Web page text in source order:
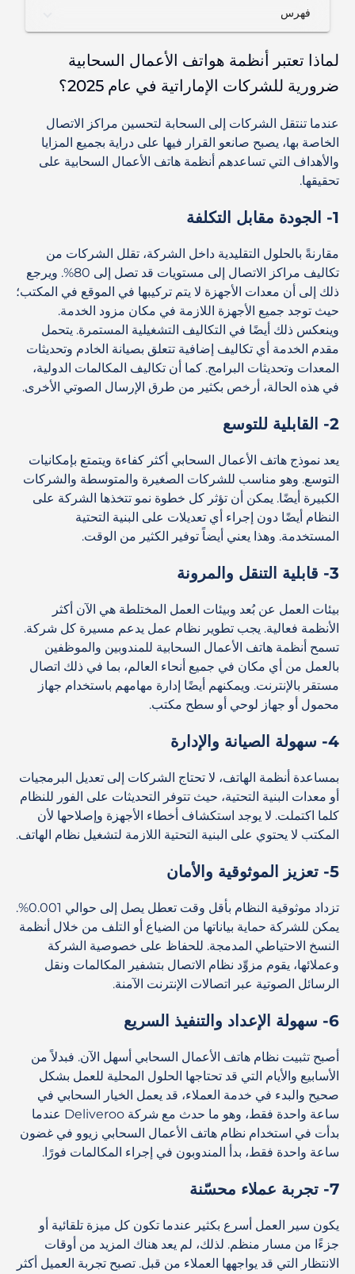
فهرس
لماذا تعتبر أنظمة هواتف الأعمال السحابية
ضرورية للشركات الإماراتية في عام 2025؟
عندما تنتقل الشركات إلى السحابة لتحسين مراكز الاتصال
الخاصة بها، يصبح صانعو القرار فيها على دراية بجميع المزايا
والأهداف التي تساعدهم أنظمة هاتف الأعمال السحابية على
تحقيقها.
1- الجودة مقابل التكلفة
مقارنةً بالحلول التقليدية داخل الشركة، تقلل الشركات من
تكاليف مراكز الاتصال إلى مستويات قد تصل إلى 80%. ويرجع
ذلك إلى أن معدات الأجهزة لا يتم تركيبها في الموقع في المكتب؛
حيث توجد جميع الأجهزة اللازمة في مكان مزود الخدمة.
وينعكس ذلك أيضًا في التكاليف التشغيلية المستمرة. يتحمل
مقدم الخدمة أي تكاليف إضافية تتعلق بصيانة الخادم وتحديثات
المعدات وتحديثات البرامج. كما أن تكاليف المكالمات الدولية،
في هذه الحالة، أرخص بكثير من طرق الإرسال الصوتي الأخرى.
2- القابلية للتوسع
يعد نموذج هاتف الأعمال السحابي أكثر كفاءة ويتمتع بإمكانيات
التوسع. وهو مناسب للشركات الصغيرة والمتوسطة والشركات
الكبيرة أيضًا. يمكن أن تؤثر كل خطوة نمو تتخذها الشركة على
النظام أيضًا دون إجراء أي تعديلات على البنية التحتية
المستخدمة. وهذا يعني أيضاً توفير الكثير من الوقت.
3- قابلية التنقل والمرونة
بيئات العمل عن بُعد وبيئات العمل المختلطة هي الآن أكثر
الأنظمة فعالية. يجب تطوير نظام عمل يدعم مسيرة كل شركة.
تسمح أنظمة هاتف الأعمال السحابية للمندوبين والموظفين
بالعمل من أي مكان في جميع أنحاء العالم، بما في ذلك اتصال
مستقر بالإنترنت. ويمكنهم أيضًا إدارة مهامهم باستخدام جهاز
محمول أو جهاز لوحي أو سطح مكتب.
4- سهولة الصيانة والإدارة
بمساعدة أنظمة الهاتف، لا تحتاج الشركات إلى تعديل البرمجيات
أو معدات البنية التحتية، حيث تتوفر التحديثات على الفور للنظام
كلما اكتملت. لا يوجد استكشاف أخطاء الأجهزة وإصلاحها لأن
المكتب لا يحتوي على البنية التحتية اللازمة لتشغيل نظام الهاتف.
5- تعزيز الموثوقية والأمان
تزداد موثوقية النظام بأقل وقت تعطل يصل إلى حوالي 0.001%.
يمكن للشركة حماية بياناتها من الضياع أو التلف من خلال أنظمة
النسخ الاحتياطي المدمجة. للحفاظ على خصوصية الشركة
وعملائها، يقوم مزوِّد نظام الاتصال بتشفير المكالمات ونقل
الرسائل الصوتية عبر اتصالات الإنترنت الآمنة.
6- سهولة الإعداد والتنفيذ السريع
أصبح تثبيت نظام هاتف الأعمال السحابي أسهل الآن. فبدلاً من
الأسابيع والأيام التي قد تحتاجها الحلول المحلية للعمل بشكل
صحيح والبدء في خدمة العملاء، قد يعمل الخيار السحابي في
ساعة واحدة فقط، وهو ما حدث مع شركة Deliveroo عندما
بدأت في استخدام نظام هاتف الأعمال السحابي زيوو في غضون
ساعة واحدة فقط، بدأ المندوبون في إجراء المكالمات فورًا.
7- تجربة عملاء محسّنة
يكون سير العمل أسرع بكثير عندما تكون كل ميزة تلقائية أو
جزءًا من مسار منظم. لذلك، لم يعد هناك المزيد من أوقات
الانتظار التي قد يواجهها العملاء من قبل. تصبح تجربة العميل أكثر